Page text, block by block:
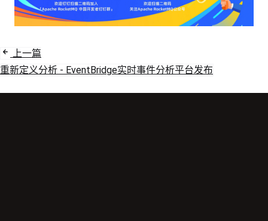
上一篇
重新定义分析 - EventBridge实时事件分析平台发布